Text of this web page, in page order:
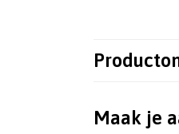
Maak je